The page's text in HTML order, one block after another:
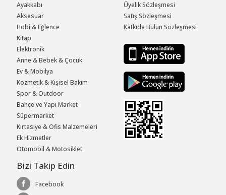
Ayakkabı
Aksesuar
Hobi & Eğlence
Kitap
Elektronik
Anne & Bebek & Çocuk
Ev & Mobilya
Kozmetik & Kişisel Bakım
Spor & Outdoor
Bahçe ve Yapı Market
Süpermarket
Kırtasiye & Ofis Malzemeleri
Ek Hizmetler
Otomobil & Motosiklet
Üyelik Sözleşmesi
Satış Sözleşmesi
Katkıda Bulun Sözleşmesi
Bizi Takip Edin
Facebook